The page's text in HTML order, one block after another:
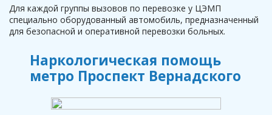
Для каждой группы вызовов по перевозке у ЦЭМП
специально оборудованный автомобиль, предназначенный
для безопасной и оперативной перевозки больных.
Наркологическая помощь
метро Проспект Вернадского